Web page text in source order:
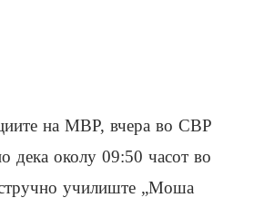
на МВР, вчера во СВР
дека околу 09:50 часот во
училиште „Моша